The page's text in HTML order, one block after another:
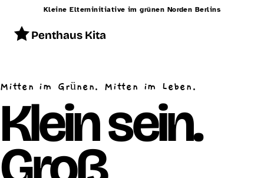
Kleine Elterninitiative im grünen Norden Berlins
Penthaus Kita
Konzept
Betreuung
Alltag
Mitten im Grünen. Mitten im Leben.
Klein sein.